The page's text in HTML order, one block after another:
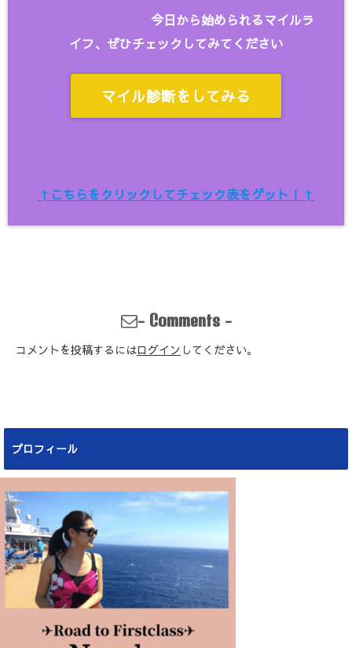
今日から始められるマイルラ
イフ、ぜひチェックしてみてください
マイル診断をしてみる
↑こちらをクリックしてチェック表をゲット！↑
- Comments-
コメントを投稿するにはログイン してください。
プロフィール